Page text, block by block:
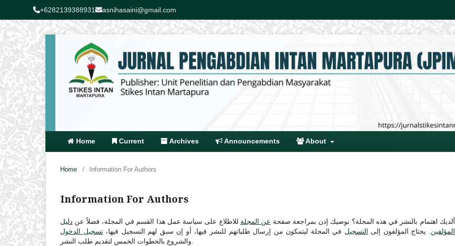
+6282139388931 asnihasaini@gmail.com
Home Current Archives Announcements About
Home / Information For Authors
Information For Authors
ألديك اهتمام بالنشر في هذه المجلة؟ نوصيك إذن بمراجعة صفحة عن المجلة للاطلاع على سياسة عمل هذا القسم في المجلة، فضلاً عن دليل
المؤلفين. يحتاج المؤلفون إلى التسجيل في المجلة ليتمكون من إرسال طلباتهم للنشر فيها، أو إن سبق لهم التسجيل فيها،تسجيل الدخول
والشروع بالخطوات الخمس لتقديم طلب النشر.